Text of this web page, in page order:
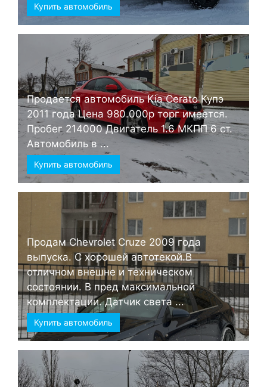
Купить автомобиль
Продается автомобиль Kia Cerato Купэ
2011 года Цена 980.000р торг имеется.
Пробег 214000 Двигатель 1.6 МКПП 6 ст.
Автомобиль в ...
Купить автомобиль
Продам Chevrolet Cruze 2009 года
выпуска. С хорошей автотекой.В
отличном внешне и техническом
состоянии. В пред максимальной
комплектации. Датчик света ...
Купить автомобиль